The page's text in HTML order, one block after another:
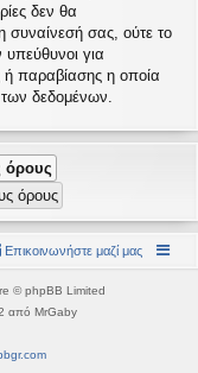
δεν θα
συναίνεσή σας, ούτε το
για
ή παραβίασης η οποία
δεδομένων.
Επικοινωνήστε μαζί μας
© phpBB Limited
από MrGaby